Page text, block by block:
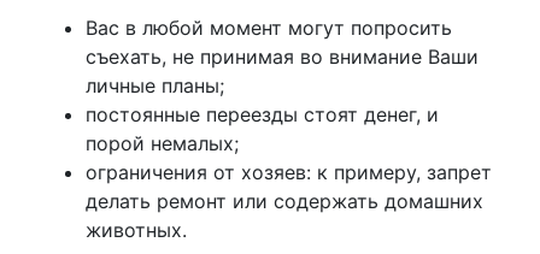
Вас в любой момент могут попросить
съехать, не принимая во внимание Ваши
личные планы;
постоянные переезды стоят денег, и
порой немалых;
ограничения от хозяев: к примеру, запрет
делать ремонт или содержать домашних
животных.